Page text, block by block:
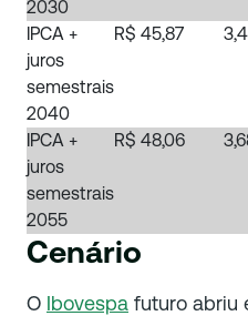
2030
IPCA +
juros
semestrais
2040
R$ 45,87
IPCA +
juros
semestrais
2055
R$ 48,06
Cenário
O Ibovespa futuro abriu